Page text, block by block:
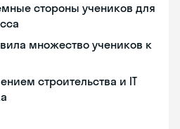
стороны учеников для
множество учеников к
строительства и IT